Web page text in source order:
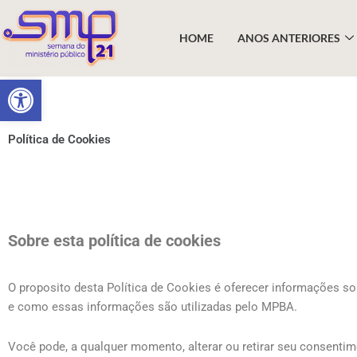
Abrir a barra de ferramentas
HOME ANOS ANTERIORES
Política de Cookies
Sobre esta política de cookies
O proposito desta Política de Cookies é oferecer informações
e como essas informações são utilizadas pelo MPBA.
Você pode, a qualquer momento, alterar ou retirar seu